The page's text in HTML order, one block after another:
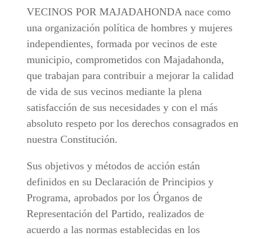
VECINOS POR MAJADAHONDA nace como
una organización política de hombres y mujeres
independientes, formada por vecinos de este
municipio, comprometidos con Majadahonda,
que trabajan para contribuir a mejorar la calidad
de vida de sus vecinos mediante la plena
satisfacción de sus necesidades y con el más
absoluto respeto por los derechos consagrados en
nuestra Constitución.
Sus objetivos y métodos de acción están
definidos en su Declaración de Principios y
Programa, aprobados por los Órganos de
Representación del Partido, realizados de
acuerdo a las normas establecidas en los